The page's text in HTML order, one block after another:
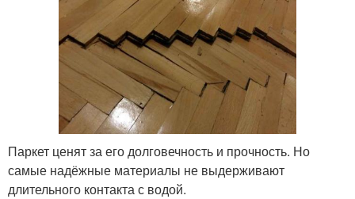
Паркет ценят за его долговечность и прочность. Но
самые надёжные материалы не выдерживают
длительного контакта с водой.